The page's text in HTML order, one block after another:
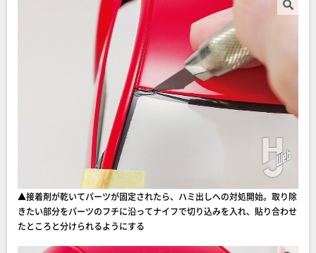
▲接着剤が乾いてパーツが固定されたら、ハミ出しへの対処開始。取り除
きたい部分をパーツのフチに沿ってナイフで切り込みを入れ、貼り合わせ
たところと分けられるようにする